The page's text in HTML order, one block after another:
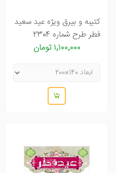
کتیبه و بیرق ویژه عید سعید
فطر طرح شماره 2304
۱٬۱۰۰٬۰۰۰ تومان